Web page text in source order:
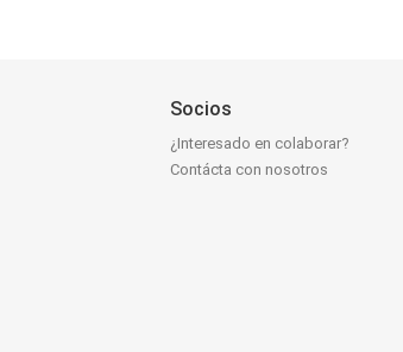
Socios
¿Interesado en colaborar?
Contácta con nosotros